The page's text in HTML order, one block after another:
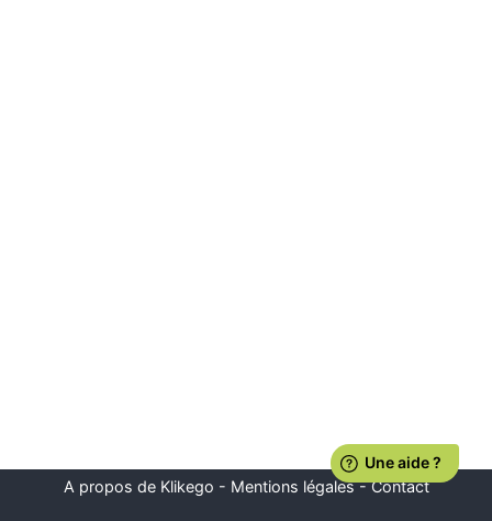
A propos de Klikego - Mentions légales-Contact